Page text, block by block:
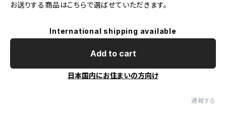
お送りする商品はこちらで選ばせていただきます。
International shipping available
Add to cart
日本国内にお住まいの方向け
通報する